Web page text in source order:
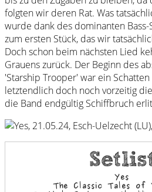
folgten wir deren Rat. Was
wurde dank des dominanten Bass-
zum ersten Stück, das wir
Doch schon beim nächsten Lied
Grauens zurück. Der Beginn des
'Starship Trooper' war ein
letztendlich doch noch vorzeitig
die Band endgültig Schiffbruch